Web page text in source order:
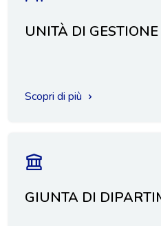
UNITÀ DI
Scopri di più
GIUNTA DI